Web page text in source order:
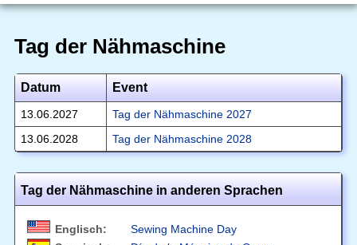
Tag der Nähmaschine
Datum Event
13.06.2027
Tag der Nähmaschine 2027
13.06.2028
Tag der Nähmaschine 2028
Tag der Nähmaschine in anderen Sprachen
Englisch:
Sewing Machine Day